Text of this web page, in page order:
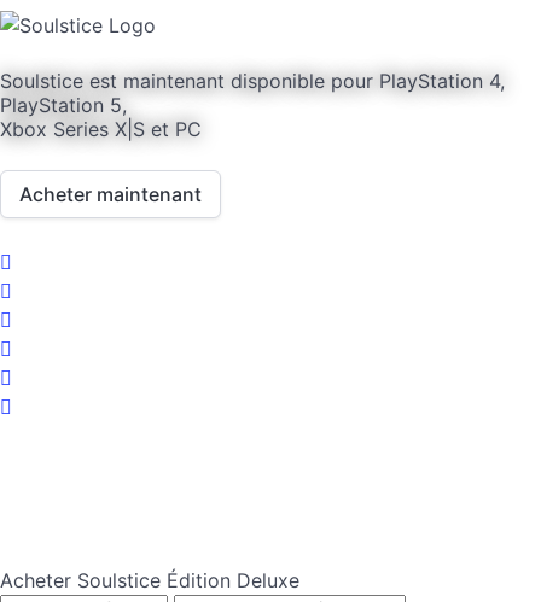
Soulstice est maintenant disponible pour PlayStation 4,
PlayStation 5,
Xbox Series X|S et PC
Acheter maintenant
Acheter Soulstice Édition Deluxe